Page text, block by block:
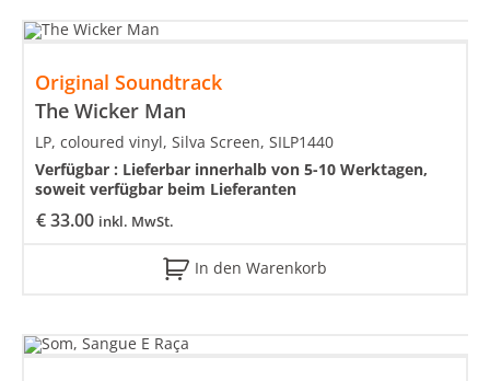
Original Soundtrack
The Wicker Man
€33.00 inkl. MwSt.
LP, coloured vinyl, Silva Screen, SILP1440
Verfügbar : Lieferbar innerhalb von 5-10 Werktagen,
soweit verfügbar beim Lieferanten
In den Warenkorb